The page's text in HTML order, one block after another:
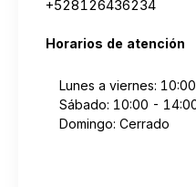
+528126436234
Horarios de atención
Lunes a viernes:
Sábado: 10:00 -
Domingo: Cerrado